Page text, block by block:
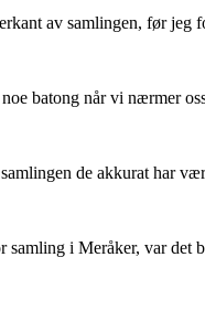
av samlingen, før
batong når vi nærmer
de akkurat har
i Meråker, var det